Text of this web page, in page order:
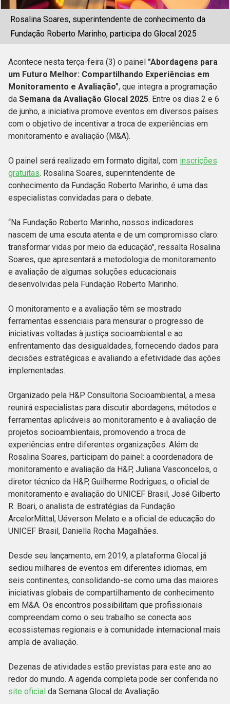
Rosalina Soares, superintendente de conhecimento da
Fundação Roberto Marinho, participa do Glocal 2025
Acontece nesta terça-feira (3) o painel "Abordagens para
um Futuro Melhor: Compartilhando Experiências em
Monitoramento e Avaliação", que integra a programação
da Semana da Avaliação Glocal 2025. Entre os dias 2 e 6
de junho, a iniciativa promove eventos em diversos países
com o objetivo de incentivar a troca de experiências em
monitoramento e avaliação (M&A).
O painel será realizado em formato digital, com inscrições
gratuitas. Rosalina Soares, superintendente de
conhecimento da Fundação Roberto Marinho, é uma das
especialistas convidadas para o debate.
“Na Fundação Roberto Marinho, nossos indicadores
nascem de uma escuta atenta e de um compromisso claro:
transformar vidas por meio da educação", ressalta Rosalina
Soares, que apresentará a metodologia de monitoramento
e avaliação de algumas soluções educacionais
desenvolvidas pela Fundação Roberto Marinho.
O monitoramento e a avaliação têm se mostrado
ferramentas essenciais para mensurar o progresso de
iniciativas voltadas à justiça socioambiental e ao
enfrentamento das desigualdades, fornecendo dados para
decisões estratégicas e avaliando a efetividade das ações
implementadas.
Organizado pela H&P Consultoria Socioambiental, a mesa
reunirá especialistas para discutir abordagens, métodos e
ferramentas aplicáveis ao monitoramento e à avaliação de
projetos socioambientais, promovendo a troca de
experiências entre diferentes organizações. Além de
Rosalina Soares, participam do painel: a coordenadora de
monitoramento e avaliação da H&P, Juliana Vasconcelos, o
diretor técnico da H&P, Guilherme Rodrigues, o oficial de
monitoramento e avaliação do UNICEF Brasil, José Gilberto
R. Boari, o analista de estratégias da Fundação
ArcelorMittal, Uéverson Melato e a oficial de educação do
UNICEF Brasil, Daniella Rocha Magalhães.
Desde seu lançamento, em 2019, a plataforma Glocal já
sediou milhares de eventos em diferentes idiomas, em
seis continentes, consolidando-se como uma das maiores
iniciativas globais de compartilhamento de conhecimento
em M&A. Os encontros possibilitam que profissionais
compreendam como o seu trabalho se conecta aos
ecossistemas regionais e à comunidade internacional mais
ampla de avaliação.
Dezenas de atividades estão previstas para este ano ao
redor do mundo. A agenda completa pode ser conferida no
site oficial da Semana Glocal de Avaliação.